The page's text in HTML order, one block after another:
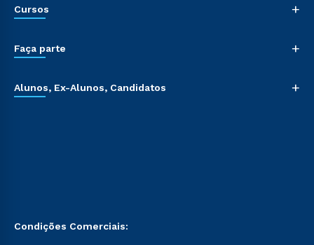
Cursos +
Faça parte +
Alunos, Ex-Alunos, Candidatos +
Condições Comerciais: